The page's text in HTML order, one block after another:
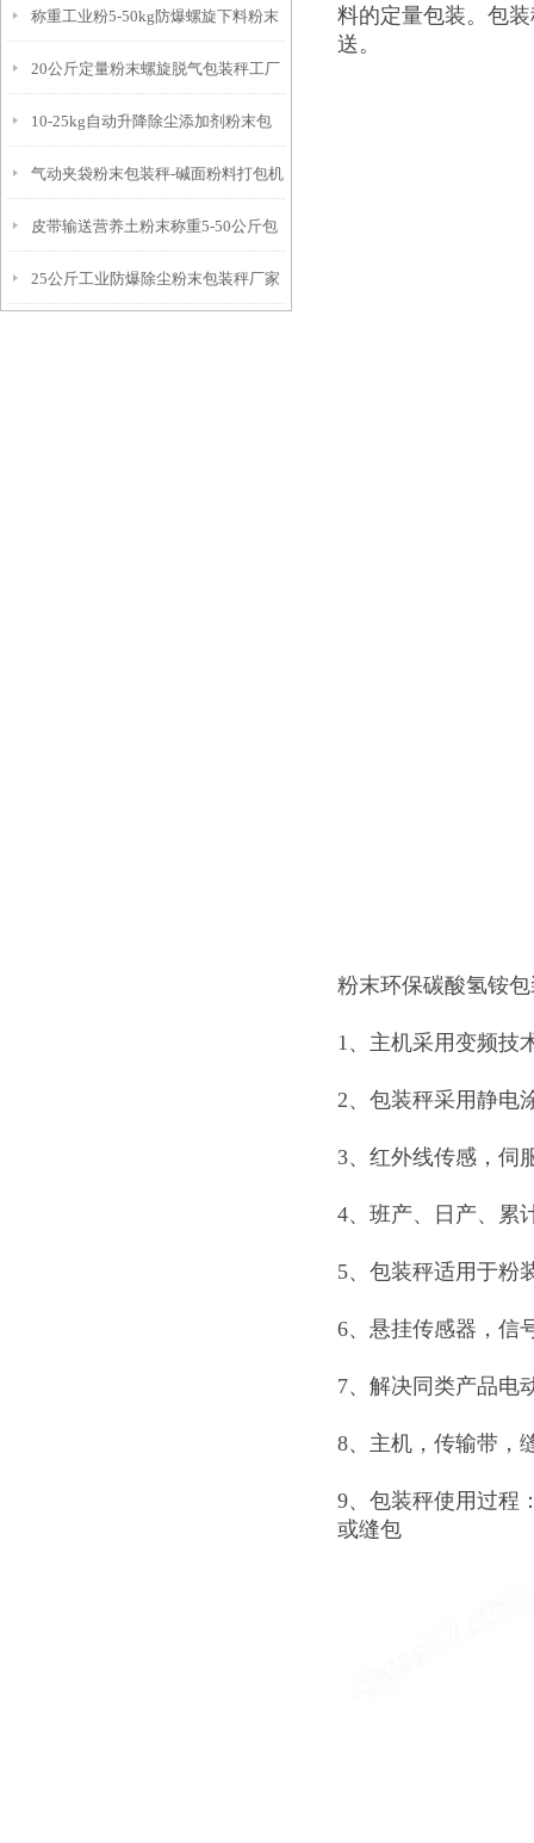
秤产品介绍
称重工业粉5-50kg防爆螺旋下料粉末
包装秤
20公斤定量粉末螺旋脱气包装秤工厂
生产
10-25kg自动升降除尘添加剂粉末包
装秤参数
气动夹袋粉末包装秤-碱面粉料打包机
厂家
皮带输送营养土粉末称重5-50公斤包
装秤厂家
25公斤工业防爆除尘粉末包装秤厂家
料的定量包装。包
送。
粉末环保碳酸氢铵
1、主机采用变频技
2、包装秤采用静电
3、红外线传感，伺
4、班产、日产、累
5、包装秤适用于粉
6、悬挂传感器，信
7、解决同类产品电
8、主机，传输带，
9、包装秤使用过程
或缝包